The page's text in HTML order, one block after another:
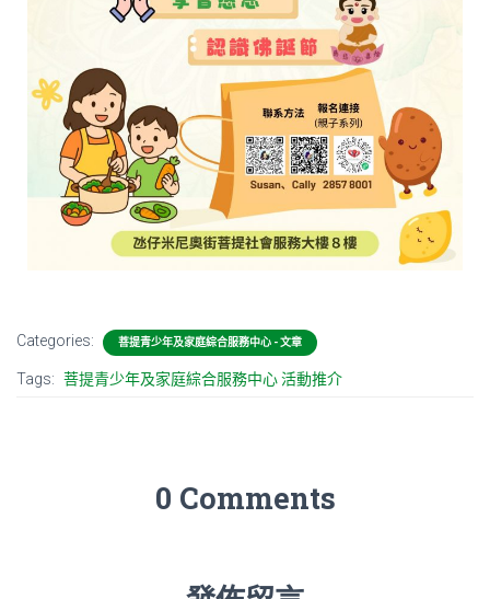
Categories: 菩提青少年及家庭綜合服務中心 - 文章
Tags: 菩提青少年及家庭綜合服務中心 活動推介
0 Comments